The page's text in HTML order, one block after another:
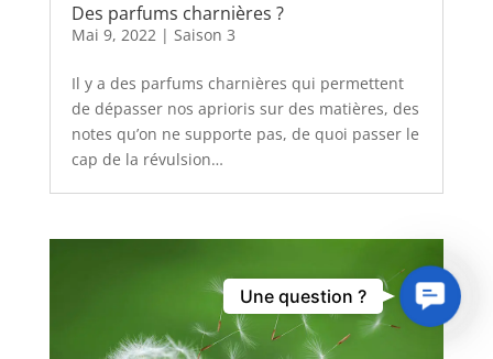
Des parfums charnières ?
Mai 9, 2022| Saison 3
Il y a des parfums charnières qui permettent
de dépasser nos aprioris sur des matières, des
notes qu’on ne supporte pas, de quoi passer le
cap de la révulsion…
Contact
Us
Une question ?